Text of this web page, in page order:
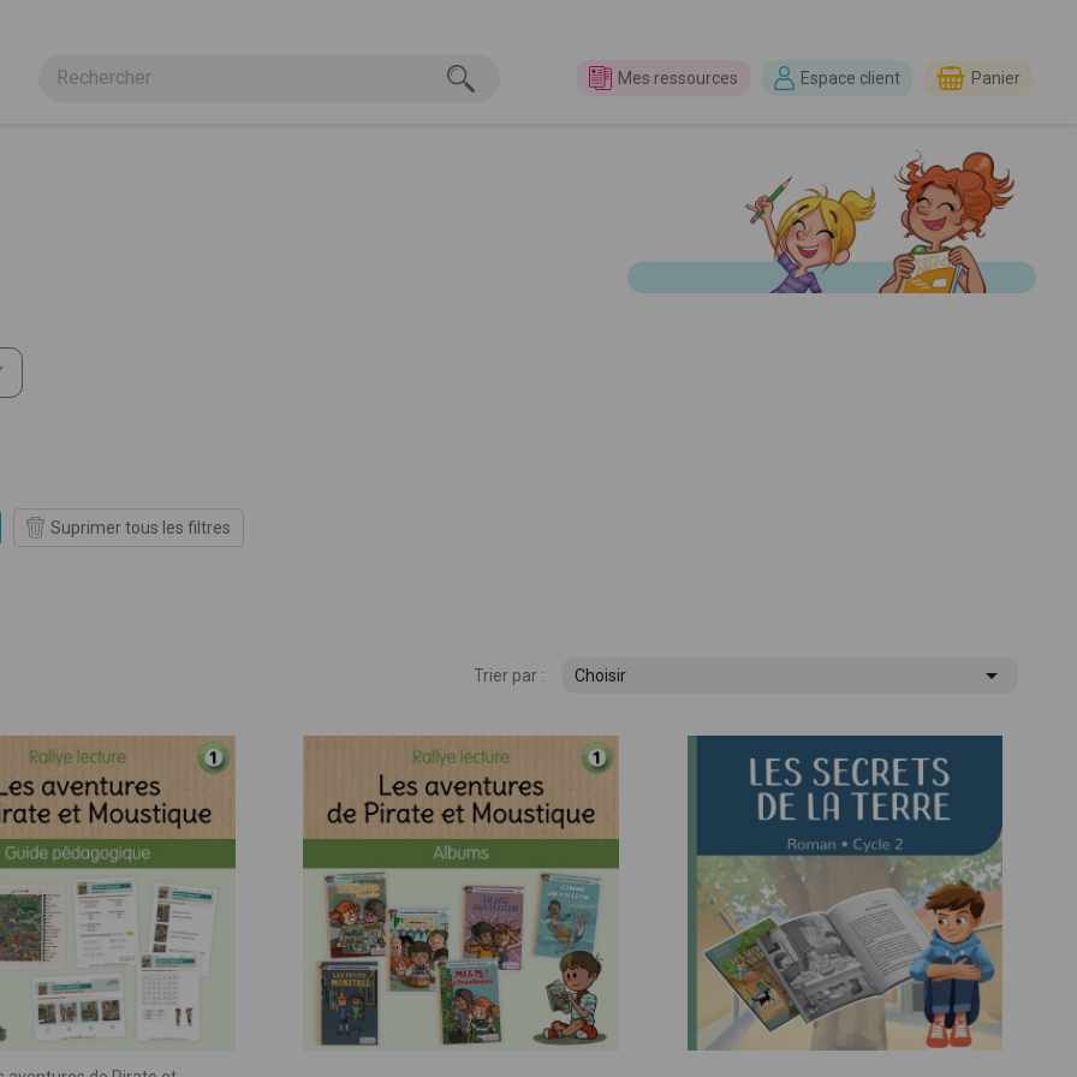
Mes ressources Espace client Panier
Suprimer tous les filtres
Trier par : Choisir 
donnons vie à vos idées pédagogiques !